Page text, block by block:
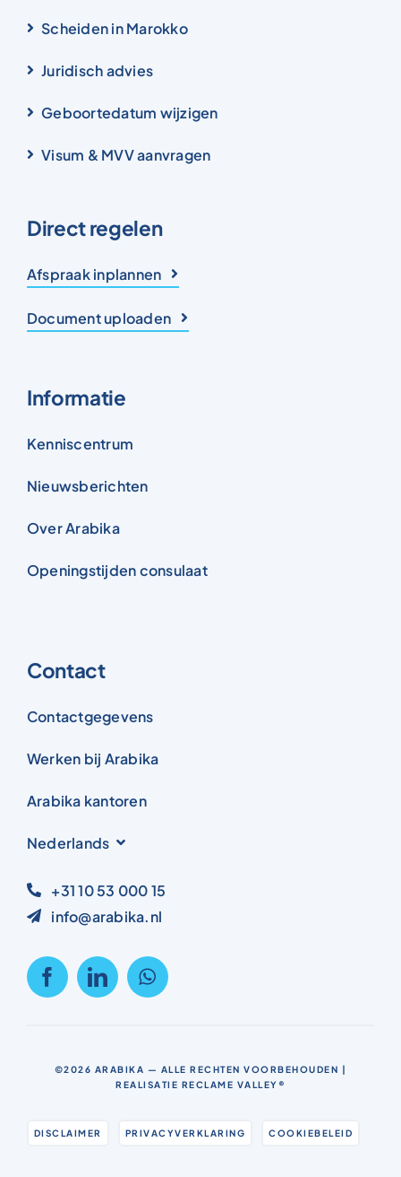
Scheiden in Marokko
Juridisch advies
Geboortedatum wijzigen
Visum & MVV aanvragen
Direct regelen
Afspraak inplannen
Document uploaden
Informatie
Kenniscentrum
Nieuwsberichten
Over Arabika
Openingstijden consulaat
Contact
Contactgegevens
Werken bij Arabika
Arabika kantoren
Nederlands
+31 10 53 000 15
info@arabika.nl
©2026 ARABIKA — ALLE RECHTEN VOORBEHOUDEN |
REALISATIE RECLAME VALLEY®
DISCLAIMER PRIVACYVERKLARING COOKIEBELEID